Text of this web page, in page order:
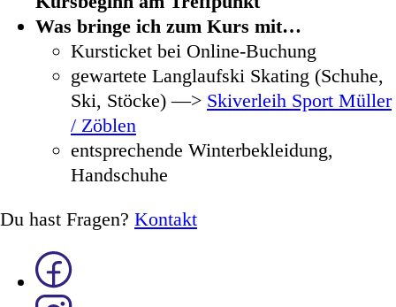
Was bringe ich zum Kurs mit…
Kursticket bei Online-Buchung
gewartete Langlaufski Skating (Schuhe,
Ski, Stöcke) —> Skiverleih Sport Müller
/ Zöblen
entsprechende Winterbekleidung,
Handschuhe
Du hast Fragen? Kontakt